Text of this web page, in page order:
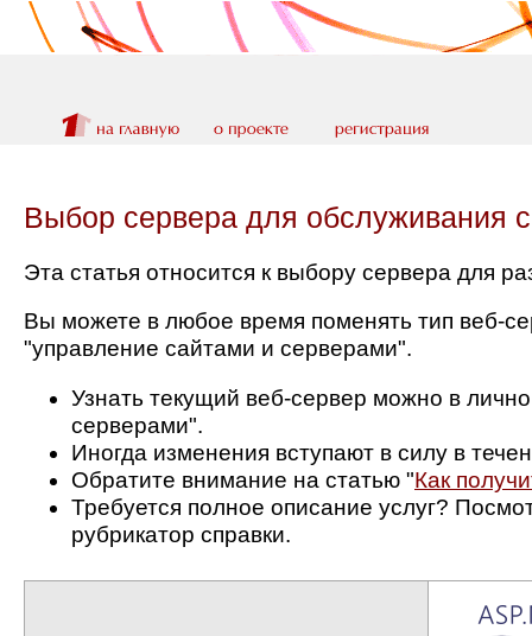
Выбор сервера для обслуживания
Эта статья относится к выбору сервера для
Вы можете в любое время поменять тип веб-
"управление сайтами и серверами".
Узнать текущий веб-сервер можно в
серверами".
Иногда изменения вступают в силу в
Обратите внимание на статью "Как
Требуется полное описание услуг?
рубрикатор справки.